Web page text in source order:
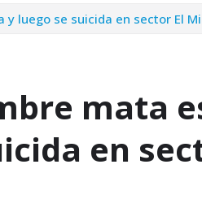
luego se suicida en sector El
mata
en